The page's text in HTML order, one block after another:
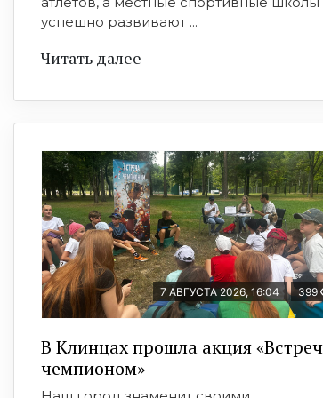
успешно развивают ...
Читать далее
7 АВГУСТА 2026, 16:04 399
В Клинцах прошла акция
чемпионом»